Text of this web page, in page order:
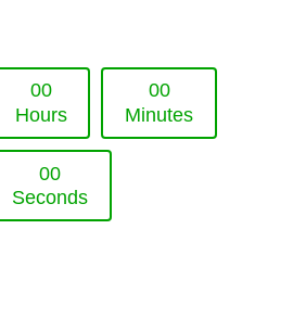
00
Hours
00
Minutes
00
Seconds